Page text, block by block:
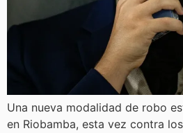
Una nueva modalidad de robo
en Riobamba, esta vez contra